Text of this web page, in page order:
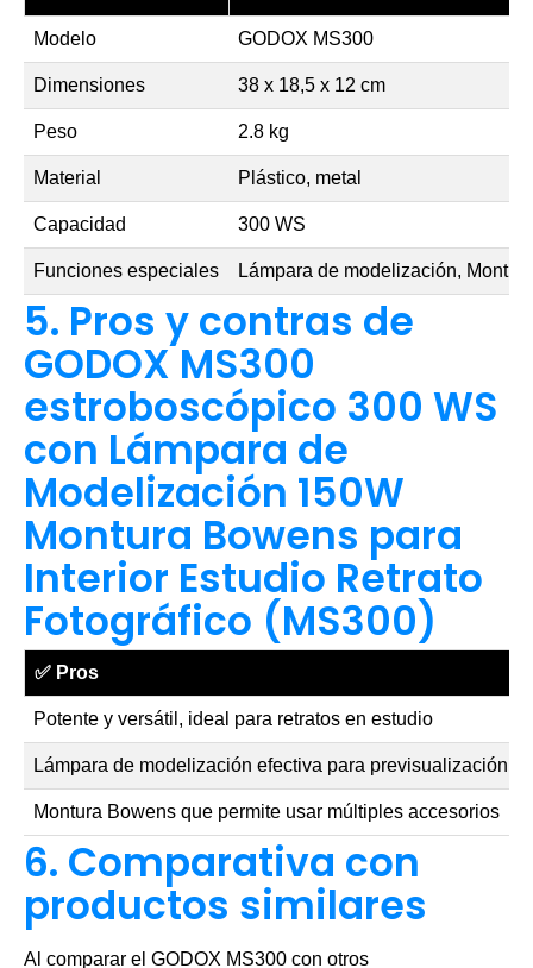
Modelo GODOX MS300
Dimensiones 38 x 18,5 x 12 cm
Peso 2.8 kg
Material Plástico, metal
Capacidad 300 WS
Funciones especiales Lámpara de modelización,
5. Pros y contras de
GODOX MS300
estroboscópico 300 WS
con Lámpara de
Modelización 150W
Montura Bowens para
Interior Estudio Retrato
Fotográfico (MS300)
✅ Pros
Potente y versátil, ideal para retratos en estudio
Lámpara de modelización efectiva para previsualización
Montura Bowens que permite usar múltiples accesorios
6. Comparativa con
productos similares
Al comparar el GODOX MS300 con otros